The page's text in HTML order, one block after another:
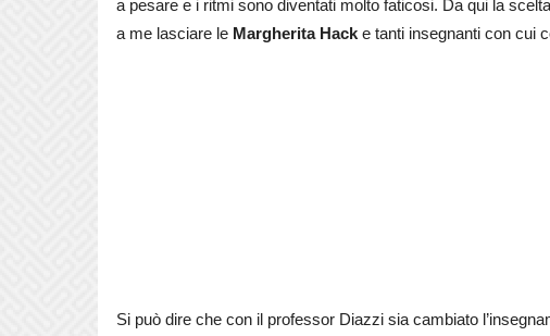
a pesare e i ritmi sono diventati molto faticosi. Da qui la
a me lasciare le Margherita Hack e tanti insegnanti con cui
Si può dire che con il professor Diazzi sia cambiato